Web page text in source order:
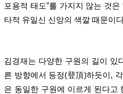
포용적 태도”를 가지지 않는 것
타적 유일신 신앙의 색깔 때문이
김경재는 다양한 구원의 길이 있
른 방향에서 등정(登頂)하듯이,
은 동일한 구원에 이르게 된다고